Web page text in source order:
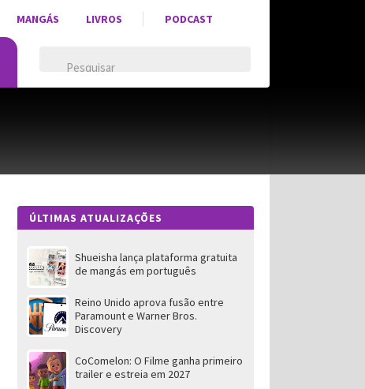
MANGÁS LIVROS PODCAST
ÚLTIMAS ATUALIZAÇÕES
Shueisha lança plataforma gratuita
de mangás em português
Reino Unido aprova fusão entre
Paramount e Warner Bros.
Discovery
CoComelon: O Filme ganha primeiro
trailer e estreia em 2027